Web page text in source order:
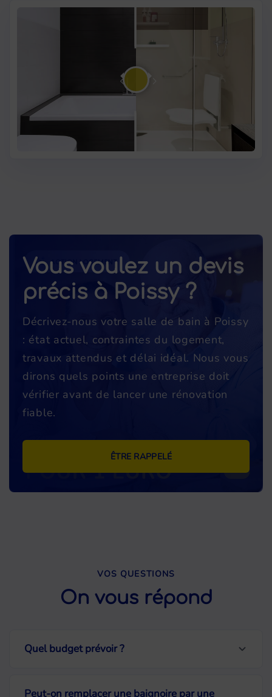
Vous voulez un devis
précis à Poissy ?
Décrivez-nous votre salle de bain à Poissy
: état actuel, contraintes du logement,
travaux attendus et délai idéal. Nous vous
dirons quels points une entreprise doit
vérifier avant de lancer une rénovation
fiable.
ÊTRE RAPPELÉ
VOS QUESTIONS
On vous répond
Quel budget prévoir ?
Peut-on remplacer une baignoire par une